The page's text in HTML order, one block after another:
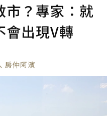
市？專家：就
會出現V轉
房仲阿濱